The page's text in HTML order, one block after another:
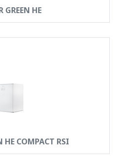
GREEN HE
HE COMPACT RSI